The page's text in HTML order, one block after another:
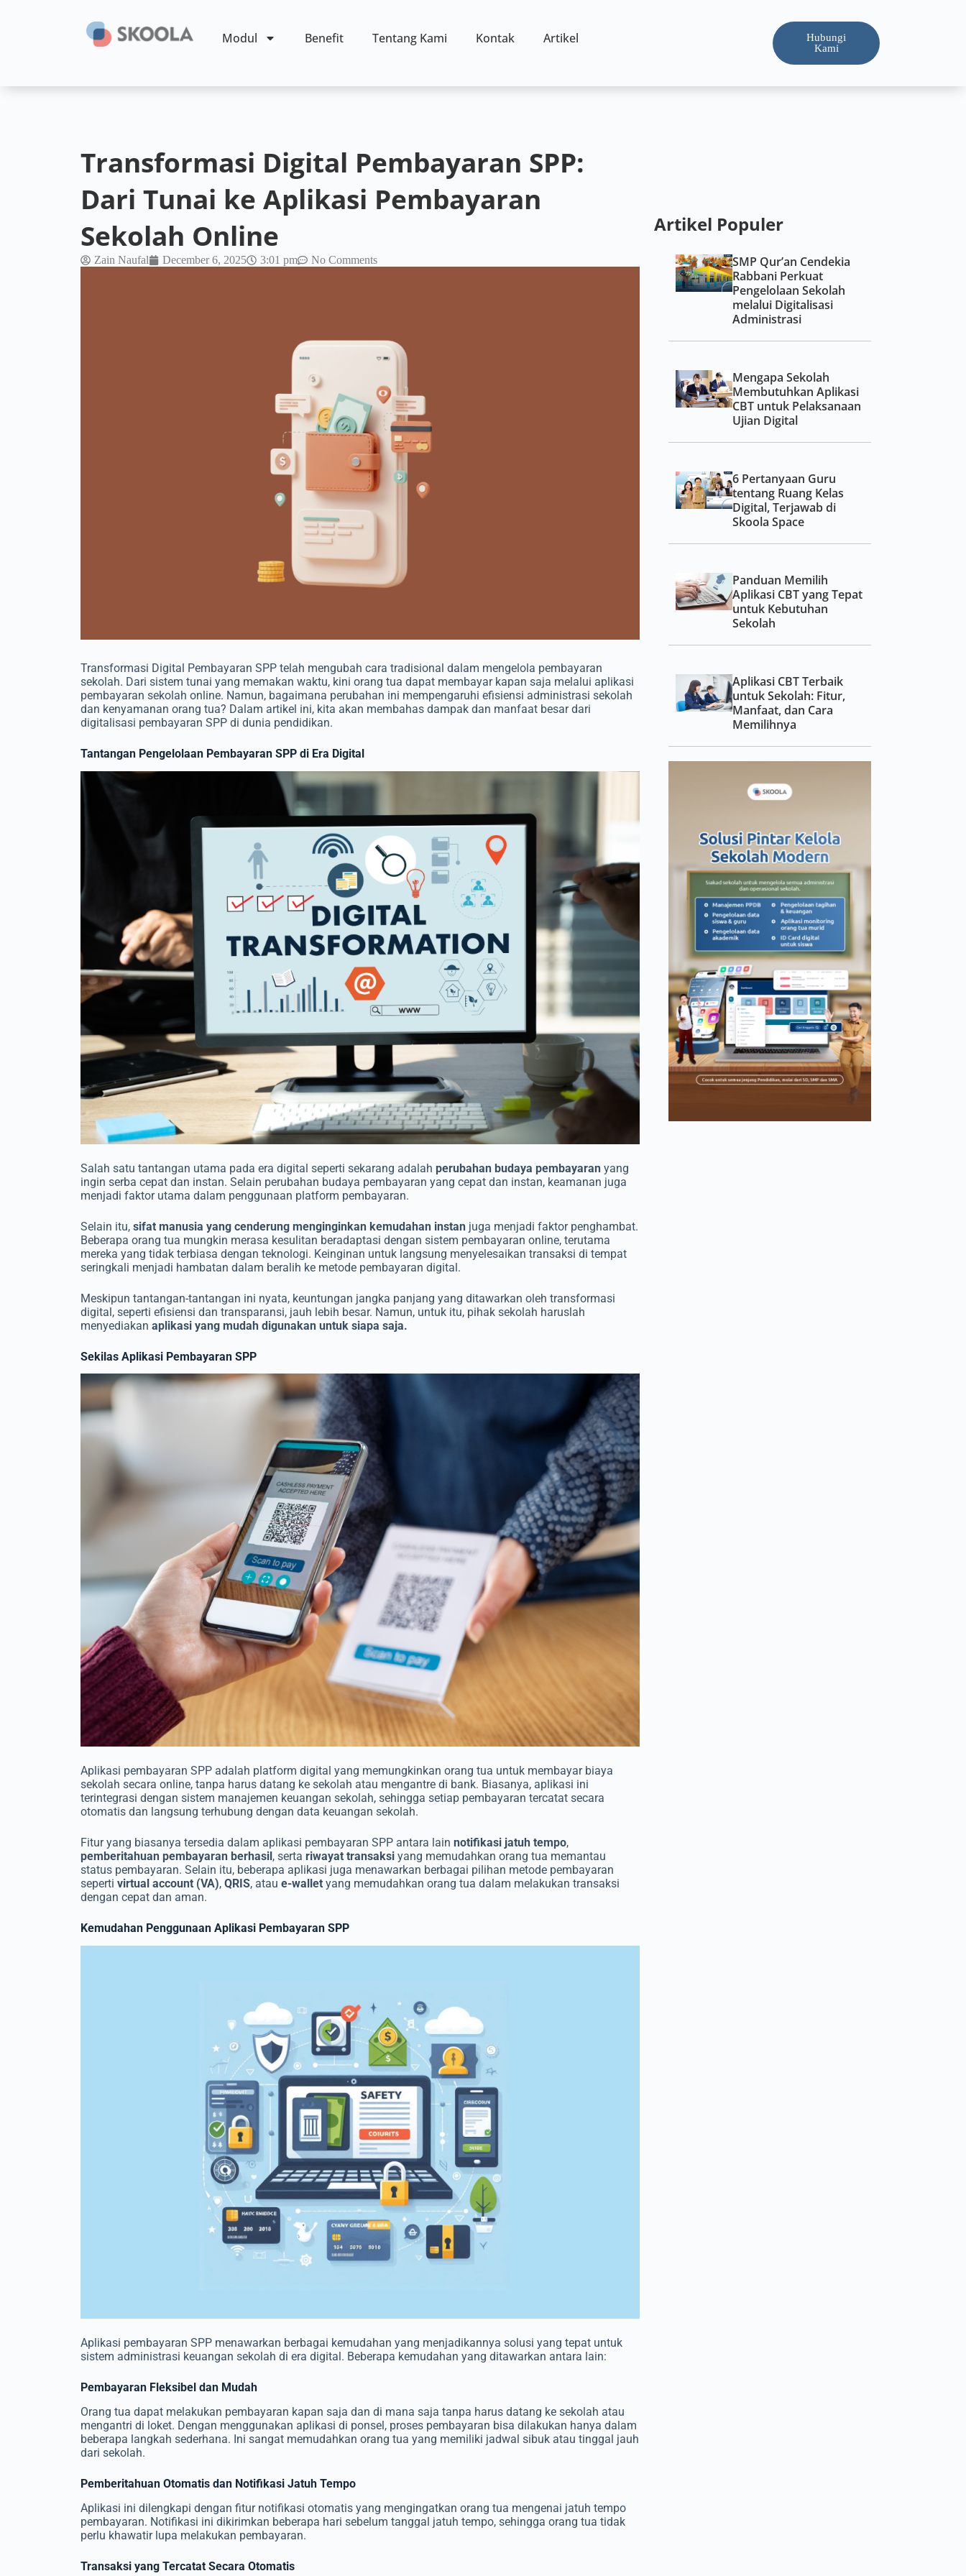
Modul Benefit Tentang Kami Kontak Artikel
Hubungi
Kami
Transformasi Digital Pembayaran SPP:
Dari Tunai ke Aplikasi Pembayaran
Sekolah Online
Zain Naufal December 6, 2025 3:01 pm No Comments
Transformasi Digital Pembayaran SPP telah mengubah cara tradisional dalam mengelola pembayaran
sekolah. Dari sistem tunai yang memakan waktu, kini orang tua dapat membayar kapan saja melalui aplikasi
pembayaran sekolah online. Namun, bagaimana perubahan ini mempengaruhi efisiensi administrasi sekolah
dan kenyamanan orang tua? Dalam artikel ini, kita akan membahas dampak dan manfaat besar dari
digitalisasi pembayaran SPP di dunia pendidikan.
​​Tantangan Pengelolaan Pembayaran SPP di Era Digital
Salah satu tantangan utama pada era digital seperti sekarang adalah perubahan budaya pembayaran yang
ingin serba cepat dan instan. Selain perubahan budaya pembayaran yang cepat dan instan, keamanan juga
menjadi faktor utama dalam penggunaan platform pembayaran.
Selain itu, sifat manusia yang cenderung menginginkan kemudahan instan juga menjadi faktor penghambat.
Beberapa orang tua mungkin merasa kesulitan beradaptasi dengan sistem pembayaran online, terutama
mereka yang tidak terbiasa dengan teknologi. Keinginan untuk langsung menyelesaikan transaksi di tempat
seringkali menjadi hambatan dalam beralih ke metode pembayaran digital.
Meskipun tantangan-tantangan ini nyata, keuntungan jangka panjang yang ditawarkan oleh transformasi
digital, seperti efisiensi dan transparansi, jauh lebih besar. Namun, untuk itu, pihak sekolah haruslah
menyediakan aplikasi yang mudah digunakan untuk siapa saja.
Sekilas Aplikasi Pembayaran SPP
Aplikasi pembayaran SPP adalah platform digital yang memungkinkan orang tua untuk membayar biaya
sekolah secara online, tanpa harus datang ke sekolah atau mengantre di bank. Biasanya, aplikasi ini
terintegrasi dengan sistem manajemen keuangan sekolah, sehingga setiap pembayaran tercatat secara
otomatis dan langsung terhubung dengan data keuangan sekolah.
Fitur yang biasanya tersedia dalam aplikasi pembayaran SPP antara lain notifikasi jatuh tempo,
pemberitahuan pembayaran berhasil , serta riwayat transaksi yang memudahkan orang tua memantau
status pembayaran. Selain itu, beberapa aplikasi juga menawarkan berbagai pilihan metode pembayaran
seperti virtual account (VA), QRIS, atau e-wallet yang memudahkan orang tua dalam melakukan transaksi
dengan cepat dan aman.
Kemudahan Penggunaan Aplikasi Pembayaran SPP
Aplikasi pembayaran SPP menawarkan berbagai kemudahan yang menjadikannya solusi yang tepat untuk
sistem administrasi keuangan sekolah di era digital. Beberapa kemudahan yang ditawarkan antara lain:
Pembayaran Fleksibel dan Mudah
Orang tua dapat melakukan pembayaran kapan saja dan di mana saja tanpa harus datang ke sekolah atau
mengantri di loket. Dengan menggunakan aplikasi di ponsel, proses pembayaran bisa dilakukan hanya dalam
beberapa langkah sederhana. Ini sangat memudahkan orang tua yang memiliki jadwal sibuk atau tinggal jauh
dari sekolah.
Pemberitahuan Otomatis dan Notifikasi Jatuh Tempo
Aplikasi ini dilengkapi dengan fitur notifikasi otomatis yang mengingatkan orang tua mengenai jatuh tempo
pembayaran. Notifikasi ini dikirimkan beberapa hari sebelum tanggal jatuh tempo, sehingga orang tua tidak
perlu khawatir lupa melakukan pembayaran.
Transaksi yang Tercatat Secara Otomatis
Artikel Populer
SMP Qur’an Cendekia
Rabbani Perkuat
Pengelolaan Sekolah
melalui Digitalisasi
Administrasi
Mengapa Sekolah
Membutuhkan Aplikasi
CBT untuk Pelaksanaan
Ujian Digital
6 Pertanyaan Guru
tentang Ruang Kelas
Digital, Terjawab di
Skoola Space
Panduan Memilih
Aplikasi CBT yang Tepat
untuk Kebutuhan
Sekolah
Aplikasi CBT Terbaik
untuk Sekolah: Fitur,
Manfaat, dan Cara
Memilihnya